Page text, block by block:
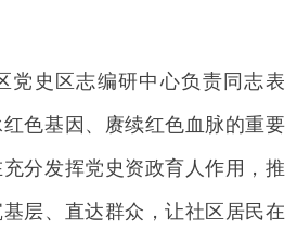
党史区志编研中心负责同志表
色基因、赓续红色血脉的重要
分发挥党史资政育人作用，推
层、直达群众，让社区居民在